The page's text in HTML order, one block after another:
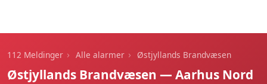
112 Meldinger › Alle alarmer › Østjyllands Brandvæsen
Østjyllands Brandvæsen — Aarhus Nord